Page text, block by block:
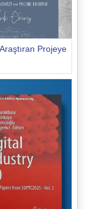
Projeye